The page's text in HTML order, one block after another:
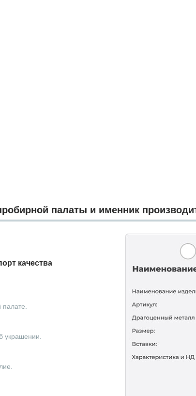
палаты и именник
качества
украшении.